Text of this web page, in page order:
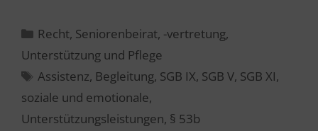
Kategorien
Recht, Seniorenbeirat, -vertretung,
Unterstützung und Pflege
Schlagwörter
Assistenz, Begleitung, SGB IX, SGB V, SGB XI,
soziale und emotionale,
Unterstützungsleistungen, § 53b